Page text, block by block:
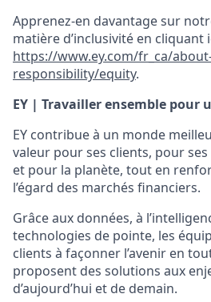
Apprenez-en davantage sur
matière d’inclusivité en cliquant
https://www.ey.com/fr_ca/
responsibility/equity.
EY | Travailler ensemble pour
EY contribue à un monde
valeur pour ses clients, pour
et pour la planète, tout en
l’égard des marchés financiers.
Grâce aux données, à
technologies de pointe, les
clients à façonner l’avenir en
proposent des solutions aux
d’aujourd’hui et de demain.